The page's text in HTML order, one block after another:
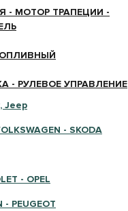
- МОТОР ТРАПЕЦИИ -
- РУЛЕВОЕ УПРАВЛЕНИЕ
Jeep
- SKODA
- OPEL
- PEUGEOT